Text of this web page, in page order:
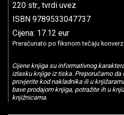
220 str., tvrdi uvez
ISBN 9789533047737
Cijena: 17.12 eur
Preračunato po fiksnom tečaju
Cijene knjiga su informativnog
izlasku knjige iz tiska. Preporučamo
provjerite kod nakladnika ili u
bave prodajom knjiga, potražite ih u
knjižnicama.